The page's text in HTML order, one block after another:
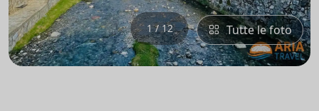
1 / 12 Tutte le foto